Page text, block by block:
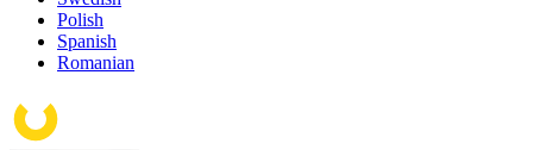
Polish
Spanish
Romanian